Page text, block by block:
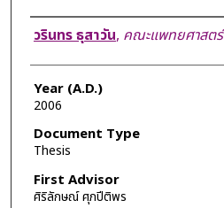
Author
วรินทร ธุสาวัน, คณะแพทยศาสตร์
Year (A.D.)
2006
Document Type
Thesis
First Advisor
ศิริลักษณ์ ศุภปีติพร